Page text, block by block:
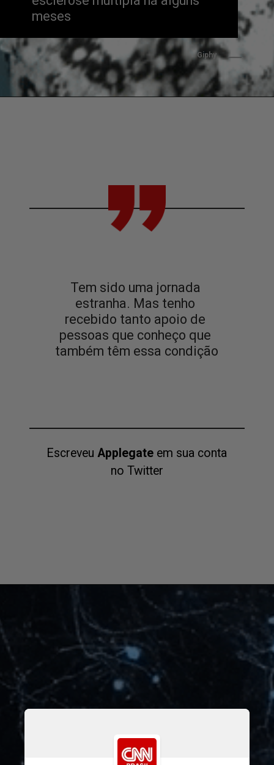
meses
Giphy
Tem sido uma jornada
estranha. Mas tenho
recebido tanto apoio de
pessoas que conheço que
também têm essa condição
Escreveu Applegate em sua conta
no Twitter